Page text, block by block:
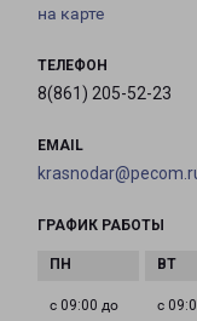
на карте
ТЕЛЕФОН
8(861) 205-52-23
EMAIL
ГРАФИК РАБОТЫ
с 09:00 до
с